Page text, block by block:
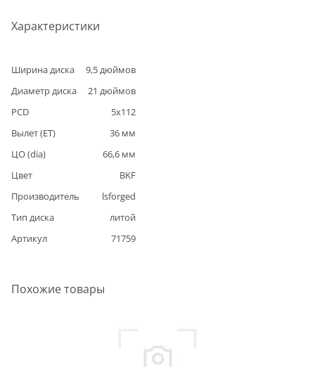
Характеристики
Ширина диска 9,5дюймов
Диаметр диска
21 дюймов
PCD
5x112
Вылет (ET)
36 мм
ЦО (dia)
66,6 мм
Цвет
BKF
Производитель
lsforged
Тип диска
литой
Артикул
71759
Похожие товары